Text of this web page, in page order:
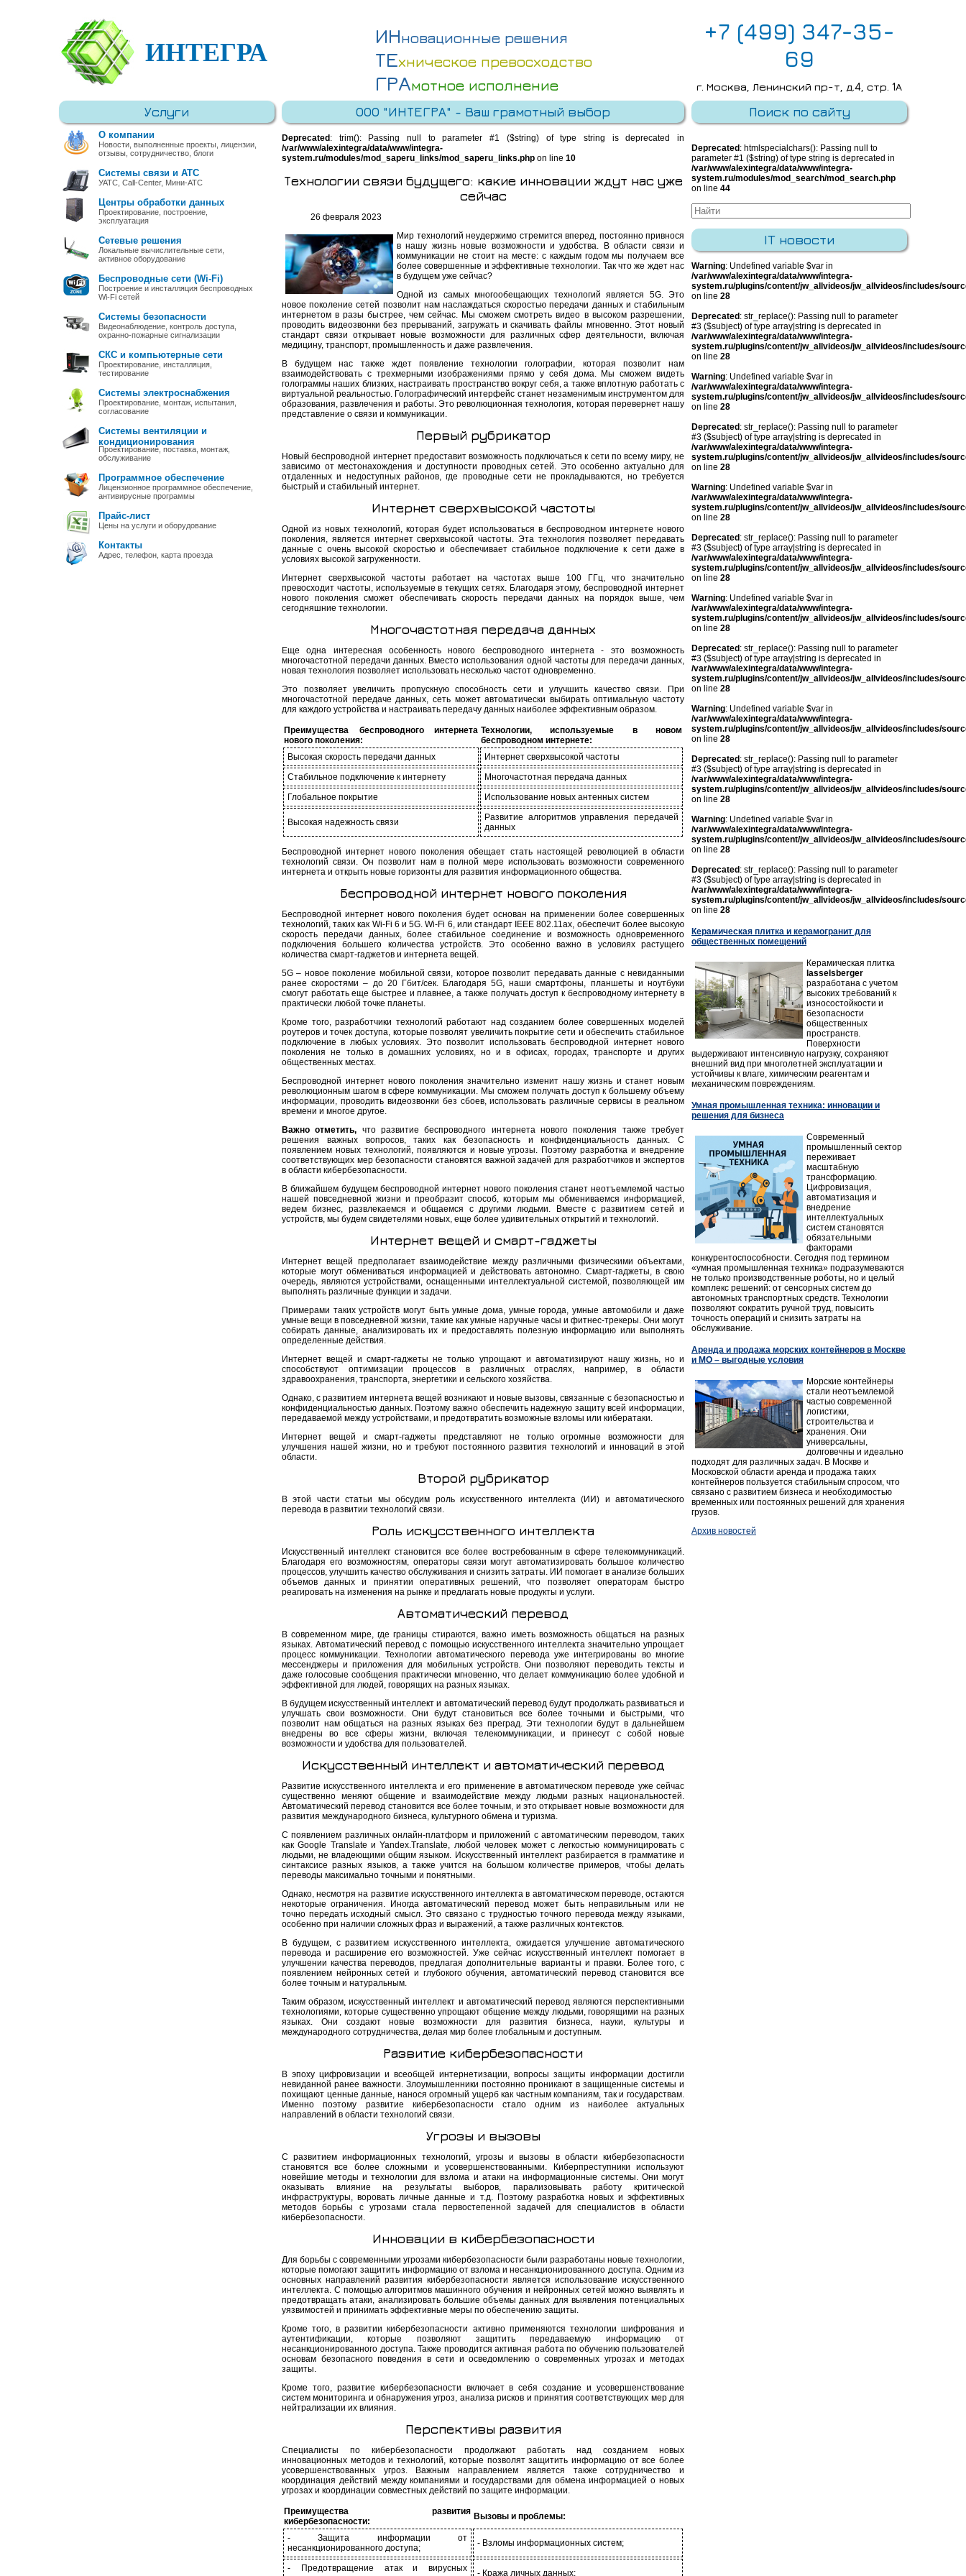
ИНТЕГРА
ИНновационные решения
ТЕхническое превосходство
ГРАмотное исполнение
+7 (499) 347-35-
69
г. Москва, Ленинский пр-т, д.4, стр. 1А
E-mail:info@integra-system.ru
Услуги
О компании
Новости, выполненные проекты, лицензии,
отзывы, сотрудничество, блоги
Системы связи и АТС
УАТС, Call-Center, Мини-АТС
Центры обработки данных
Проектирование, построение,
эксплуатация
Сетевые решения
Локальные вычислительные сети,
активное оборудование
Беспроводные сети (Wi-Fi)
Построение и инсталляция беспроводных
Wi-Fi сетей
Системы безопасности
Видеонаблюдение, контроль доступа,
охранно-пожарные сигнализации
СКС и компьютерные сети
Проектирование, инсталляция,
тестирование
Системы электроснабжения
Проектирование, монтаж, испытания,
согласование
Системы вентиляции и
кондиционирования
Проектирование, поставка, монтаж,
обслуживание
Программное обеспечение
Лицензионное программное обеспечение,
антивирусные программы
Прайс-лист
Цены на услуги и оборудование
Контакты
Адрес, телефон, карта проезда
ООО "ИНТЕГРА" - Ваш грамотный выбор
Deprecated : trim(): Passing null to parameter #1 ($string) of type string is deprecated in
/var/www/alexintegra/data/www/integra-
system.ru/modules/mod_saperu_links/mod_saperu_links.php on line 10
Технологии связи будущего: какие инновации ждут нас уже
сейчас
26 февраля 2023
Мир технологий неудержимо стремится вперед, постоянно привнося
в нашу жизнь новые возможности и удобства. В области связи и
коммуникации не стоит на месте: с каждым годом мы получаем все
более совершенные и эффективные технологии. Так что же ждет нас
в будущем уже сейчас?
Одной из самых многообещающих технологий является 5G. Это
новое поколение сетей позволит нам наслаждаться скоростью передачи данных и стабильным
интернетом в разы быстрее, чем сейчас. Мы сможем смотреть видео в высоком разрешении,
проводить видеозвонки без прерываний, загружать и скачивать файлы мгновенно. Этот новый
стандарт связи открывает новые возможности для различных сфер деятельности, включая
медицину, транспорт, промышленность и даже развлечения.
В будущем нас также ждет появление технологии голографии, которая позволит нам
взаимодействовать с трехмерными изображениями прямо у себя дома. Мы сможем видеть
голограммы наших близких, настраивать пространство вокруг себя, а также вплотную работать с
виртуальной реальностью. Голографический интерфейс станет незаменимым инструментом для
образования, развлечения и работы. Это революционная технология, которая перевернет нашу
представление о связи и коммуникации.
Первый рубрикатор
Новый беспроводной интернет предоставит возможность подключаться к сети по всему миру, не
зависимо от местонахождения и доступности проводных сетей. Это особенно актуально для
отдаленных и недоступных районов, где проводные сети не прокладываются, но требуется
быстрый и стабильный интернет.
Интернет сверхвысокой частоты
Одной из новых технологий, которая будет использоваться в беспроводном интернете нового
поколения, является интернет сверхвысокой частоты. Эта технология позволяет передавать
данные с очень высокой скоростью и обеспечивает стабильное подключение к сети даже в
условиях высокой загруженности.
Интернет сверхвысокой частоты работает на частотах выше 100 ГГц, что значительно
превосходит частоты, используемые в текущих сетях. Благодаря этому, беспроводной интернет
нового поколения сможет обеспечивать скорость передачи данных на порядок выше, чем
сегодняшние технологии.
Многочастотная передача данных
Еще одна интересная особенность нового беспроводного интернета - это возможность
многочастотной передачи данных. Вместо использования одной частоты для передачи данных,
новая технология позволяет использовать несколько частот одновременно.
Это позволяет увеличить пропускную способность сети и улучшить качество связи. При
многочастотной передаче данных, сеть может автоматически выбирать оптимальную частоту
для каждого устройства и настраивать передачу данных наиболее эффективным образом.
Преимущества беспроводного интернета
нового поколения:
Технологии, используемые в новом
беспроводном интернете:
Высокая скорость передачи данных
Интернет сверхвысокой частоты
Стабильное подключение к интернету
Многочастотная передача данных
Глобальное покрытие
Использование новых антенных систем
Высокая надежность связи
Развитие алгоритмов управления передачей
данных
Беспроводной интернет нового поколения обещает стать настоящей революцией в области
технологий связи. Он позволит нам в полной мере использовать возможности современного
интернета и открыть новые горизонты для развития информационного общества.
Беспроводной интернет нового поколения
Беспроводной интернет нового поколения будет основан на применении более совершенных
технологий, таких как Wi-Fi 6 и 5G. Wi-Fi 6, или стандарт IEEE 802.11ax, обеспечит более высокую
скорость передачи данных, более стабильное соединение и возможность одновременного
подключения большего количества устройств. Это особенно важно в условиях растущего
количества смарт-гаджетов и интернета вещей.
5G – новое поколение мобильной связи, которое позволит передавать данные с невиданными
ранее скоростями – до 20 Гбит/сек. Благодаря 5G, наши смартфоны, планшеты и ноутбуки
смогут работать еще быстрее и плавнее, а также получать доступ к беспроводному интернету в
практически любой точке планеты.
Кроме того, разработчики технологий работают над созданием более совершенных моделей
роутеров и точек доступа, которые позволят увеличить покрытие сети и обеспечить стабильное
подключение в любых условиях. Это позволит использовать беспроводной интернет нового
поколения не только в домашних условиях, но и в офисах, городах, транспорте и других
общественных местах.
Беспроводной интернет нового поколения значительно изменит нашу жизнь и станет новым
революционным шагом в сфере коммуникации. Мы сможем получать доступ к большему объему
информации, проводить видеозвонки без сбоев, использовать различные сервисы в реальном
времени и многое другое.
Важно отметить, что развитие беспроводного интернета нового поколения также требует
решения важных вопросов, таких как безопасность и конфиденциальность данных. С
появлением новых технологий, появляются и новые угрозы. Поэтому разработка и внедрение
соответствующих мер безопасности становятся важной задачей для разработчиков и экспертов
в области кибербезопасности.
В ближайшем будущем беспроводной интернет нового поколения станет неотъемлемой частью
нашей повседневной жизни и преобразит способ, которым мы обмениваемся информацией,
ведем бизнес, развлекаемся и общаемся с другими людьми. Вместе с развитием сетей и
устройств, мы будем свидетелями новых, еще более удивительных открытий и технологий.
Интернет вещей и смарт-гаджеты
Интернет вещей предполагает взаимодействие между различными физическими объектами,
которые могут обмениваться информацией и действовать автономно. Смарт-гаджеты, в свою
очередь, являются устройствами, оснащенными интеллектуальной системой, позволяющей им
выполнять различные функции и задачи.
Примерами таких устройств могут быть умные дома, умные города, умные автомобили и даже
умные вещи в повседневной жизни, такие как умные наручные часы и фитнес-трекеры. Они могут
собирать данные, анализировать их и предоставлять полезную информацию или выполнять
определенные действия.
Интернет вещей и смарт-гаджеты не только упрощают и автоматизируют нашу жизнь, но и
способствуют оптимизации процессов в различных отраслях, например, в области
здравоохранения, транспорта, энергетики и сельского хозяйства.
Однако, с развитием интернета вещей возникают и новые вызовы, связанные с безопасностью и
конфиденциальностью данных. Поэтому важно обеспечить надежную защиту всей информации,
передаваемой между устройствами, и предотвратить возможные взломы или кибератаки.
Интернет вещей и смарт-гаджеты представляют не только огромные возможности для
улучшения нашей жизни, но и требуют постоянного развития технологий и инноваций в этой
области.
Второй рубрикатор
В этой части статьи мы обсудим роль искусственного интеллекта (ИИ) и автоматического
перевода в развитии технологий связи.
Роль искусственного интеллекта
Искусственный интеллект становится все более востребованным в сфере телекоммуникаций.
Благодаря его возможностям, операторы связи могут автоматизировать большое количество
процессов, улучшить качество обслуживания и снизить затраты. ИИ помогает в анализе больших
объемов данных и принятии оперативных решений, что позволяет операторам быстро
реагировать на изменения на рынке и предлагать новые продукты и услуги.
Автоматический перевод
В современном мире, где границы стираются, важно иметь возможность общаться на разных
языках. Автоматический перевод с помощью искусственного интеллекта значительно упрощает
процесс коммуникации. Технологии автоматического перевода уже интегрированы во многие
мессенджеры и приложения для мобильных устройств. Они позволяют переводить тексты и
даже голосовые сообщения практически мгновенно, что делает коммуникацию более удобной и
эффективной для людей, говорящих на разных языках.
В будущем искусственный интеллект и автоматический перевод будут продолжать развиваться и
улучшать свои возможности. Они будут становиться все более точными и быстрыми, что
позволит нам общаться на разных языках без преград. Эти технологии будут в дальнейшем
внедрены во все сферы жизни, включая телекоммуникации, и принесут с собой новые
возможности и удобства для пользователей.
Искусственный интеллект и автоматический перевод
Развитие искусственного интеллекта и его применение в автоматическом переводе уже сейчас
существенно меняют общение и взаимодействие между людьми разных национальностей.
Автоматический перевод становится все более точным, и это открывает новые возможности для
развития международного бизнеса, культурного обмена и туризма.
С появлением различных онлайн-платформ и приложений с автоматическим переводом, таких
как Google Translate и Yandex.Translate, любой человек может с легкостью коммуницировать с
людьми, не владеющими общим языком. Искусственный интеллект разбирается в грамматике и
синтаксисе разных языков, а также учится на большом количестве примеров, чтобы делать
переводы максимально точными и понятными.
Однако, несмотря на развитие искусственного интеллекта в автоматическом переводе, остаются
некоторые ограничения. Иногда автоматический перевод может быть неправильным или не
точно передать исходный смысл. Это связано с трудностью точного перевода между языками,
особенно при наличии сложных фраз и выражений, а также различных контекстов.
В будущем, с развитием искусственного интеллекта, ожидается улучшение автоматического
перевода и расширение его возможностей. Уже сейчас искусственный интеллект помогает в
улучшении качества переводов, предлагая дополнительные варианты и правки. Более того, с
появлением нейронных сетей и глубокого обучения, автоматический перевод становится все
более точным и натуральным.
Таким образом, искусственный интеллект и автоматический перевод являются перспективными
технологиями, которые существенно упрощают общение между людьми, говорящими на разных
языках. Они создают новые возможности для развития бизнеса, науки, культуры и
международного сотрудничества, делая мир более глобальным и доступным.
Развитие кибербезопасности
В эпоху цифровизации и всеобщей интернетизации, вопросы защиты информации достигли
невиданной ранее важности. Злоумышленники постоянно проникают в защищенные системы и
похищают ценные данные, нанося огромный ущерб как частным компаниям, так и государствам.
Именно поэтому развитие кибербезопасности стало одним из наиболее актуальных
направлений в области технологий связи.
Угрозы и вызовы
С развитием информационных технологий, угрозы и вызовы в области кибербезопасности
становятся все более сложными и усовершенствованными. Киберпреступники используют
новейшие методы и технологии для взлома и атаки на информационные системы. Они могут
оказывать влияние на результаты выборов, парализовывать работу критической
инфраструктуры, воровать личные данные и т.д. Поэтому разработка новых и эффективных
методов борьбы с угрозами стала первостепенной задачей для специалистов в области
кибербезопасности.
Инновации в кибербезопасности
Для борьбы с современными угрозами кибербезопасности были разработаны новые технологии,
которые помогают защитить информацию от взлома и несанкционированного доступа. Одним из
основных направлений развития кибербезопасности является использование искусственного
интеллекта. С помощью алгоритмов машинного обучения и нейронных сетей можно выявлять и
предотвращать атаки, анализировать большие объемы данных для выявления потенциальных
уязвимостей и принимать эффективные меры по обеспечению защиты.
Кроме того, в развитии кибербезопасности активно применяются технологии шифрования и
аутентификации, которые позволяют защитить передаваемую информацию от
несанкционированного доступа. Также проводится активная работа по обучению пользователей
основам безопасного поведения в сети и осведомлению о современных угрозах и методах
защиты.
Кроме того, развитие кибербезопасности включает в себя создание и усовершенствование
систем мониторинга и обнаружения угроз, анализа рисков и принятия соответствующих мер для
нейтрализации их влияния.
Перспективы развития
Специалисты по кибербезопасности продолжают работать над созданием новых
инновационных методов и технологий, которые позволят защитить информацию от все более
усовершенствованных угроз. Важным направлением является также сотрудничество и
координация действий между компаниями и государствами для обмена информацией о новых
угрозах и координации совместных действий по защите информации.
Преимущества развития
кибербезопасности:
Вызовы и проблемы:
- Защита информации от
несанкционированного доступа;
- Взломы информационных систем;
- Предотвращение атак и вирусных
- Кража личных данных;
Поиск по сайту
Deprecated : htmlspecialchars(): Passing null to
parameter #1 ($string) of type string is deprecated in
/var/www/alexintegra/data/www/integra-
system.ru/modules/mod_search/mod_search.php
on line 44
IT новости
Warning: Undefined variable $var in
/var/www/alexintegra/data/www/integra-
system.ru/plugins/content/jw_allvideos/jw_allvideos/includes/
on line 28
Deprecated : str_replace(): Passing null to parameter
#3 ($subject) of type array|string is deprecated in
/var/www/alexintegra/data/www/integra-
system.ru/plugins/content/jw_allvideos/jw_allvideos/includes/
on line 28
Warning: Undefined variable $var in
/var/www/alexintegra/data/www/integra-
system.ru/plugins/content/jw_allvideos/jw_allvideos/includes/
on line 28
Deprecated : str_replace(): Passing null to parameter
#3 ($subject) of type array|string is deprecated in
/var/www/alexintegra/data/www/integra-
system.ru/plugins/content/jw_allvideos/jw_allvideos/includes/
on line 28
Warning: Undefined variable $var in
/var/www/alexintegra/data/www/integra-
system.ru/plugins/content/jw_allvideos/jw_allvideos/includes/
on line 28
Deprecated : str_replace(): Passing null to parameter
#3 ($subject) of type array|string is deprecated in
/var/www/alexintegra/data/www/integra-
system.ru/plugins/content/jw_allvideos/jw_allvideos/includes/
on line 28
Warning: Undefined variable $var in
/var/www/alexintegra/data/www/integra-
system.ru/plugins/content/jw_allvideos/jw_allvideos/includes/
on line 28
Deprecated : str_replace(): Passing null to parameter
#3 ($subject) of type array|string is deprecated in
/var/www/alexintegra/data/www/integra-
system.ru/plugins/content/jw_allvideos/jw_allvideos/includes/
on line 28
Warning: Undefined variable $var in
/var/www/alexintegra/data/www/integra-
system.ru/plugins/content/jw_allvideos/jw_allvideos/includes/
on line 28
Deprecated : str_replace(): Passing null to parameter
#3 ($subject) of type array|string is deprecated in
/var/www/alexintegra/data/www/integra-
system.ru/plugins/content/jw_allvideos/jw_allvideos/includes/
on line 28
Warning: Undefined variable $var in
/var/www/alexintegra/data/www/integra-
system.ru/plugins/content/jw_allvideos/jw_allvideos/includes/
on line 28
Deprecated : str_replace(): Passing null to parameter
#3 ($subject) of type array|string is deprecated in
/var/www/alexintegra/data/www/integra-
system.ru/plugins/content/jw_allvideos/jw_allvideos/includes/
on line 28
Керамическая плитка и керамогранит для
общественных помещений
Керамическая плитка
lasselsberger
разработана с учетом
высоких требований к
износостойкости и
безопасности
общественных
пространств.
Поверхности
выдерживают интенсивную нагрузку, сохраняют
внешний вид при многолетней эксплуатации и
устойчивы к влаге, химическим реагентам и
механическим повреждениям.
Умная промышленная техника: инновации и
решения для бизнеса
Современный
промышленный сектор
переживает
масштабную
трансформацию.
Цифровизация,
автоматизация и
внедрение
интеллектуальных
систем становятся
обязательными
факторами
конкурентоспособности. Сегодня под термином
«умная промышленная техника» подразумеваются
не только производственные роботы, но и целый
комплекс решений: от сенсорных систем до
автономных транспортных средств. Технологии
позволяют сократить ручной труд, повысить
точность операций и снизить затраты на
обслуживание.
Аренда и продажа морских контейнеров в Москве
и МО – выгодные условия
Морские контейнеры
стали неотъемлемой
частью современной
логистики,
строительства и
хранения. Они
универсальны,
долговечны и идеально
подходят для различных задач. В Москве и
Московской области аренда и продажа таких
контейнеров пользуется стабильным спросом, что
связано с развитием бизнеса и необходимостью
временных или постоянных решений для хранения
грузов.
Архив новостей